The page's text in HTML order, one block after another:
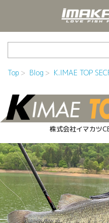
Top Blog K.IMAE TOP
株式会社イマカツ